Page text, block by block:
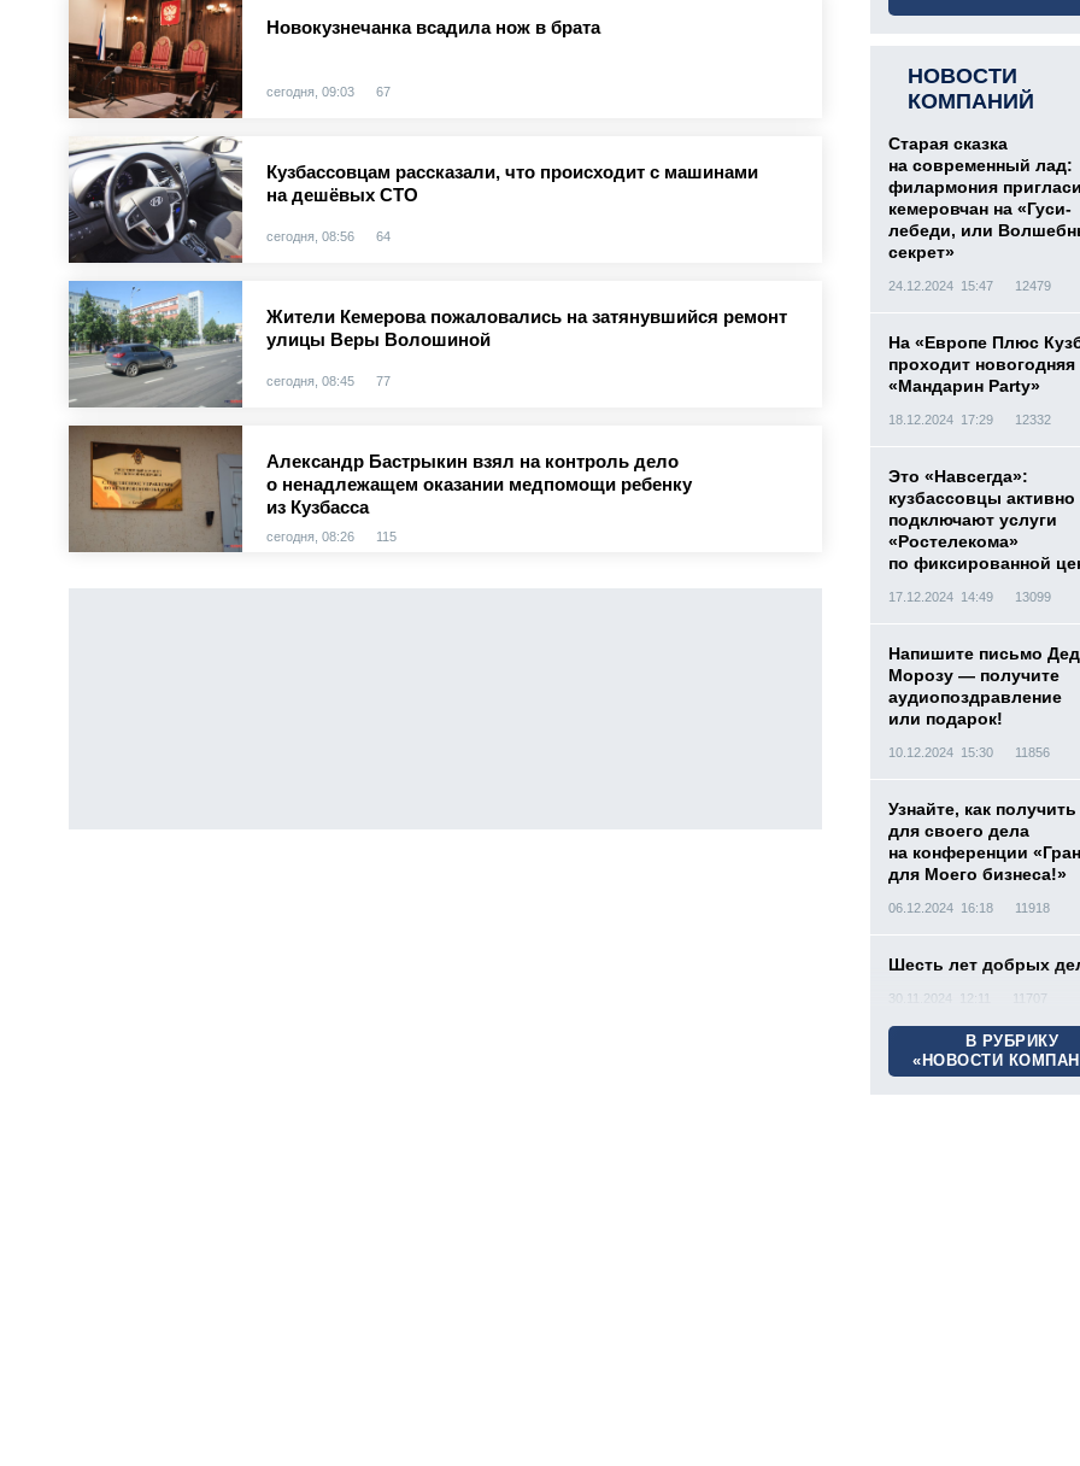
Новокузнечанка всадила нож в брата
сегодня, 09:03 67
Кузбассовцам рассказали, что происходит с машинами
на дешёвых СТО
сегодня, 08:56 64
Жители Кемерова пожаловались на затянувшийся ремонт
улицы Веры Волошиной
сегодня, 08:45 77
Александр Бастрыкин взял на контроль дело
о ненадлежащем оказании медпомощи ребенку
из Кузбасса
сегодня, 08:26 115
НОВОСТИ
КОМПАНИЙ
Старая сказка
на современный лад:
филармония
кемеровчан на «Гуси-
лебеди, или
секрет»
24.12.2024 15:47 12479
На «Европе Плюс
проходит новогодняя
«Мандарин Party»
18.12.2024 17:29 12332
Это «Навсегда»:
кузбассовцы активно
подключают услуги
«Ростелекома»
по фиксированной
17.12.2024 14:49 13099
Напишите письмо
Морозу — получите
аудиопоздравление
или подарок!
10.12.2024 15:30 11856
Узнайте, как получить
для своего дела
на конференции
для Моего бизнеса!»
06.12.2024 16:18 11918
Шесть лет добрых
30.11.2024 12:11 11707
В РУБРИКУ
«НОВОСТИ